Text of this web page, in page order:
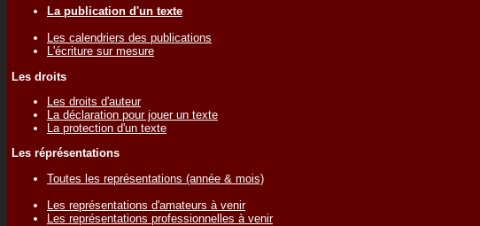
La publication d'un texte
Les calendriers des publications
L'écriture sur mesure
Les droits
Les droits d'auteur
La déclaration pour jouer un texte
La protection d'un texte
Les réprésentations
Toutes les représentations (année & mois)
Les représentations d'amateurs à venir
Les représentations professionnelles à venir